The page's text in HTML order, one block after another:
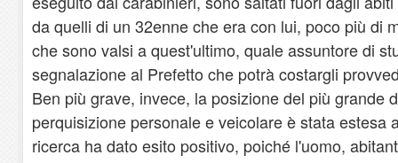
da quelli di un 32enne che era con lui, poco più di
che sono valsi a quest'ultimo, quale assuntore di
segnalazione al Prefetto che potrà costargli
Ben più grave, invece, la posizione del più grande
perquisizione personale e veicolare è stata estesa
ricerca ha dato esito positivo, poiché l'uomo,